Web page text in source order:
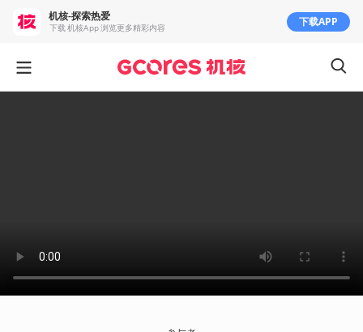
机核-探索热爱
下载 机核App 浏览更多精彩内容 下载APP